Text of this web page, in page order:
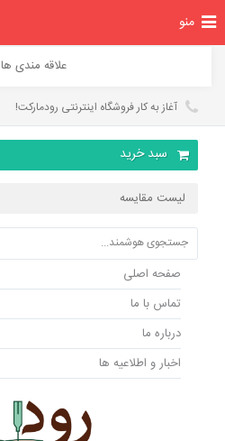
علاقه مندی ها
آغاز به کار فروشگاه اینترنتی رودمارکت!
سبد خرید
لیست مقایسه
صفحه اصلی
تماس با ما
درباره ما
اخبار و اطلاعیه ها
منو